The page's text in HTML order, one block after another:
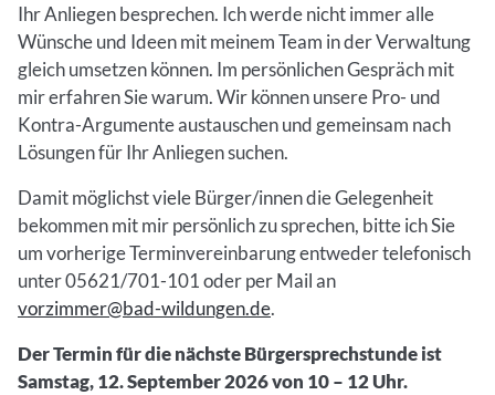
Ihr Anliegen besprechen. Ich werde nicht immer alle
Wünsche und Ideen mit meinem Team in der Verwaltung
gleich umsetzen können. Im persönlichen Gespräch mit
mir erfahren Sie warum. Wir können unsere Pro- und
Kontra-Argumente austauschen und gemeinsam nach
Lösungen für Ihr Anliegen suchen.
Damit möglichst viele Bürger/innen die Gelegenheit
bekommen mit mir persönlich zu sprechen, bitte ich Sie
um vorherige Terminvereinbarung entweder telefonisch
unter 05621/701-101 oder per Mail an
vorzimmer@bad-wildungen.de.
Der Termin für die nächste Bürgersprechstunde ist
Samstag, 12. September 2026 von 10 – 12 Uhr.